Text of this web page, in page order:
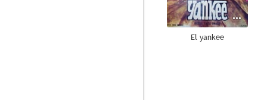
El yankee